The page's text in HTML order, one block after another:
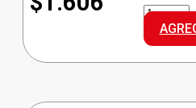
AZUCAR
RUBIA
cantidad